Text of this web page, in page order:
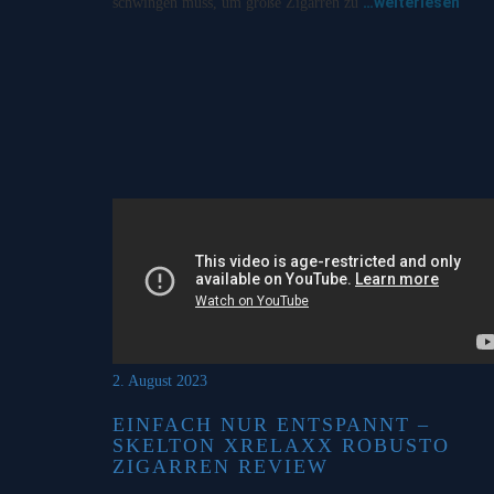
2. August 2023
EINFACH NUR ENTSPANNT –
SKELTON XRELAXX ROBUSTO
ZIGARREN REVIEW